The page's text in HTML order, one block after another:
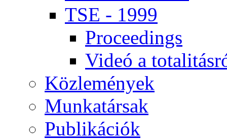
TSE - 1999
Pro­ce­e­dings
Vi­deó a
Köz­le­mé­nyek
Mun­ka­tár­sak
Pub­li­ká­ci­ók